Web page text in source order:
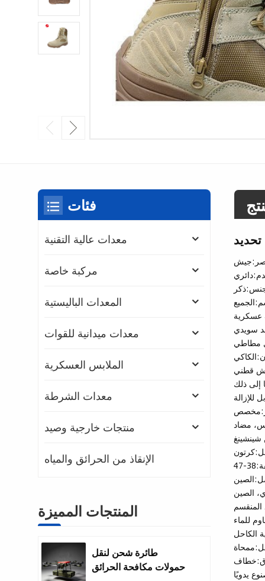
تحديد
جيش
دائري
ذكر
الجميع
عسكرية
سويدي
مطاطي
الكاكي
قطني
إلى ذلك
للإزالة
مخصص
مضاد
شينشينغ
كرتون
38-47
الصين
الصين
المنقسم
للماء
الكاحل
ممحاة
خطاف
يدويًا
فئات
معدات عالية التقنية
مركبة خاصة
المعدات الباليستية
معدات ميدانية للقوات
الملابس العسكرية
معدات الشرطة
منتجات خارجية وصيد
الإنقاذ من الحرائق والمياه
المنتجات المميزة
طائرة شحن لنقل
حمولات مكافحة الحرائق